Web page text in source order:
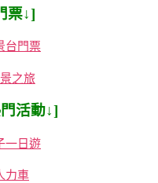
票↓]
台門票
之旅
活動↓]
一日遊
力車